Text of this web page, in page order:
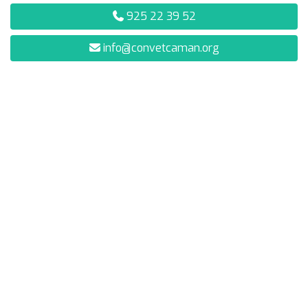
925 22 39 52
info@convetcaman.org